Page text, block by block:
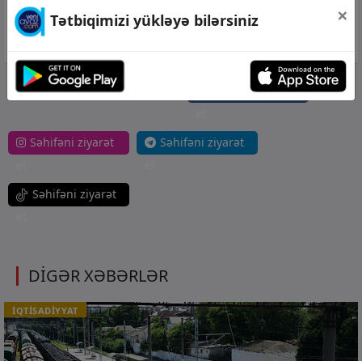
Elnur Əli
Səhifəni ziyarət
Səhifəni ziyarət
Səhifəni ziyarət
Səhifəni ziyarət
DİGƏR XƏBƏRLƏR
İQTİSADİYYAT
Tətbiqimizi yükləyə bilərsiniz ×